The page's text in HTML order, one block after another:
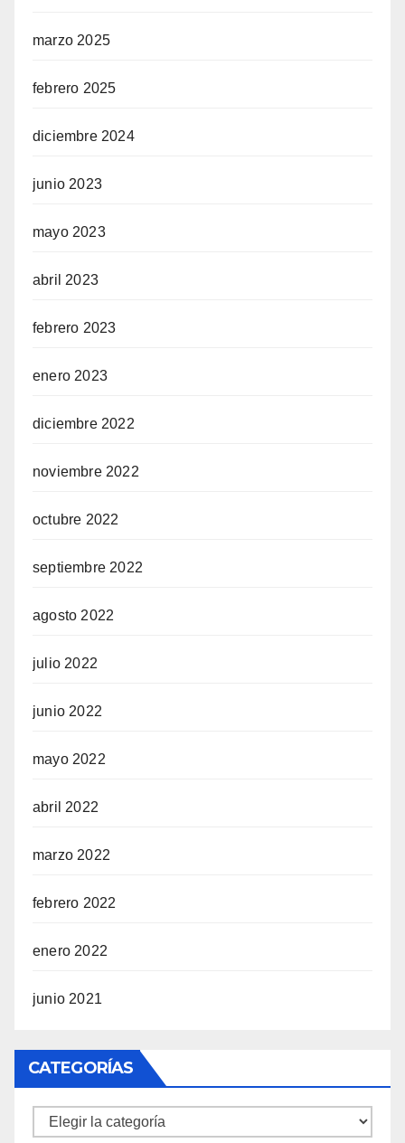
marzo 2025
febrero 2025
diciembre 2024
junio 2023
mayo 2023
abril 2023
febrero 2023
enero 2023
diciembre 2022
noviembre 2022
octubre 2022
septiembre 2022
agosto 2022
julio 2022
junio 2022
mayo 2022
abril 2022
marzo 2022
febrero 2022
enero 2022
junio 2021
CATEGORÍAS
Categorías